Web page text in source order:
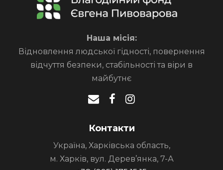
Наша місія:
Відновлення людської гідності, повернення
відчуття безпеки, стабільності та віри в
майбутнє
Контакти
Україна, Харківська область,
м. Харків, вул. Дерев’янка, 7-А